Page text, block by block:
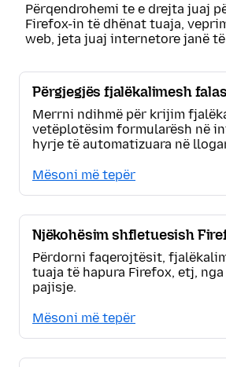
Përqendrohemi te e drejta juaj
Firefox-in të dhënat tuaja,
web, jeta juaj internetore janë
Përgjegjës fjalëkalimesh falas
Merrni ndihmë për krijim
vetëplotësim formularësh në
hyrje të automatizuara në
Mësoni më tepër
Njëkohësim shfletuesish
Përdorni faqerojtësit,
tuaja të hapura Firefox, etj,
pajisje.
Mësoni më tepër